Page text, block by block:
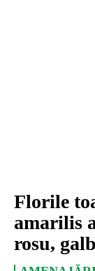
Florile
amarilis
rosu,